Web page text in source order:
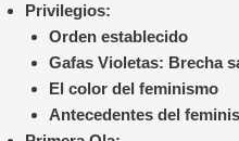
Privilegios:
Orden establecido
Gafas Violetas: Brecha
El color del feminismo
Antecedentes del